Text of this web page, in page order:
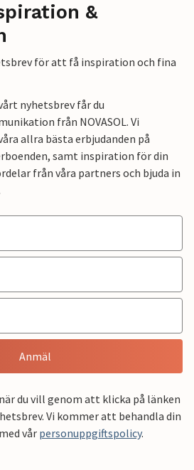
&
för att få inspiration och fina
nyhetsbrev får du
från NOVASOL. Vi
allra bästa erbjudanden på
samt inspiration för din
från våra partners och bjuda in
Anmäl
du vill genom att klicka på länken
Vi kommer att behandla din
vårpersonuppgiftspolicy.